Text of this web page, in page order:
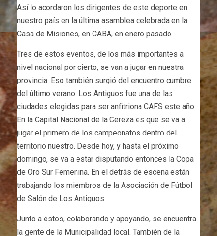
Así lo acordaron los dirigentes de este deporte en
nuestro país en la última asamblea celebrada en la
Casa de Misiones, en CABA, en enero pasado.
Tres de estos eventos, de los más importantes a
nivel nacional por cierto, se van a jugar en nuestra
provincia. Eso también surgió del encuentro cumbre
del último verano. Los Antiguos fue una de las
ciudades elegidas para ser anfitriona CAFS este año.
En la Capital Nacional de la Cereza es que se va a
jugar el primero de los campeonatos dentro del
territorio nuestro. Desde hoy, y hasta el próximo
domingo, se va a estar disputando entonces la Copa
de Oro Sur Femenina. En el detrás de escena están
trabajando los miembros de la Asociación de Fútbol
de Salón de Los Antiguos.
Junto a éstos, colaborando y apoyando, se encuentra
la gente de la Municipalidad local. También de la